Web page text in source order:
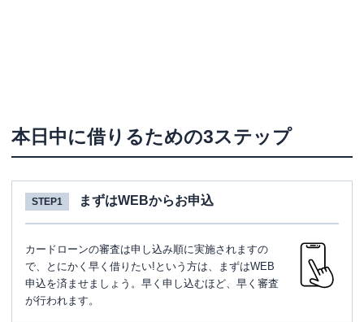
本日中に借りるための3ステップ
STEP1 まずはWEBからお申込
カードローンの審査は申し込み順に実施されますの
で、とにかく早く借りたい!という方は、まずはWEB
申込を済ませましょう。早く申し込むほど、早く審査
が行われます。